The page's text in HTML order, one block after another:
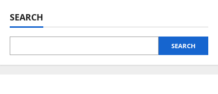
SEARCH
SEARCH